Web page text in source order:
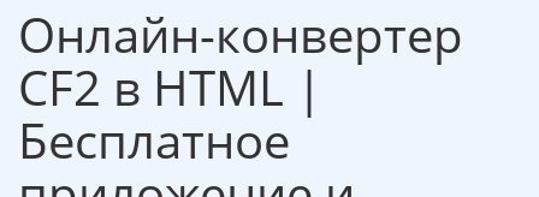
Онлайн-конвертер
CF2 в HTML |
Бесплатное